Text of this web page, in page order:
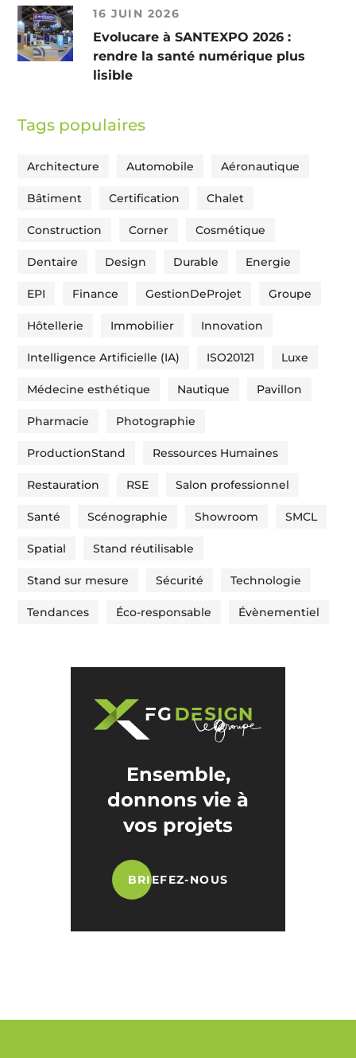
16 JUIN 2026
Evolucare à SANTEXPO 2026 :
rendre la santé numérique plus
lisible
Tags populaires
Architecture Automobile Aéronautique
Bâtiment Certification Chalet
Construction Corner Cosmétique
Dentaire Design Durable Energie
EPI Finance GestionDeProjet Groupe
Hôtellerie Immobilier Innovation
Intelligence Artificielle (IA) ISO20121 Luxe
Médecine esthétique Nautique Pavillon
Pharmacie Photographie
ProductionStand Ressources Humaines
Restauration RSE Salon professionnel
Santé Scénographie Showroom SMCL
Spatial Stand réutilisable
Stand sur mesure Sécurité Technologie
Tendances Éco-responsable Évènementiel
Ensemble,
donnons vie à
vos projets
BRIEFEZ-NOUS